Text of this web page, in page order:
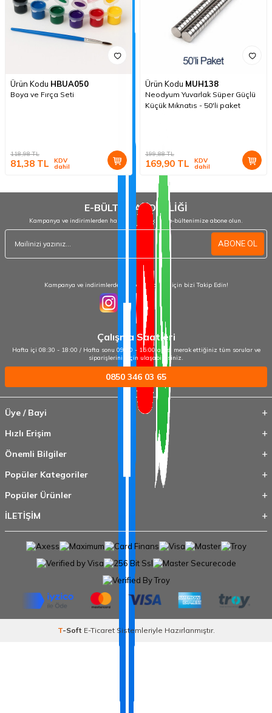
Ürün Kodu HBUA050
Boya ve Fırça Seti
118,98TL
81,38 TL KDV
dahil
Ürün Kodu MUH138
Neodyum Yuvarlak Süper Güçlü
Küçük Mıknatıs - 50'li paket
199,88TL
169,90 TL KDV
dahil
E-BÜLTEN ABONELİĞİ
Kampanya ve indirimlerden haberdar olmak için e-bültenimize abone olun.
ABONE OL
Kampanya ve indirimlerden haberdar olmak için bizi Takip Edin!
Çalışma Saatleri
Hafta içi 08:30 - 18:00 / Hafta sonu 09:00 - 15:00 arası merak ettiğiniz tüm sorular ve
siparişleriniz için ulaşabilirsiniz.
0850 346 03 65
Üye / Bayi
Hızlı Erişim
Önemli Bilgiler
Popüler Kategoriler
Popüler Ürünler
İLETİŞİM
T-Soft E-TicaretSistemleriyle Hazırlanmıştır.